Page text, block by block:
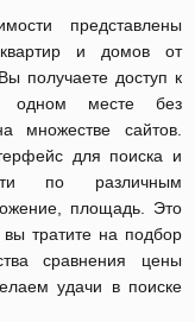
представлены
и домов от
получаете доступ к
одном месте без
множестве сайтов.
для поиска и
по различным
площадь. Это
тратите на подбор
сравнения цены
удачи в поиске